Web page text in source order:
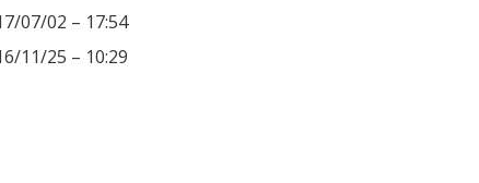
07/02 – 17:54
11/25 – 10:29